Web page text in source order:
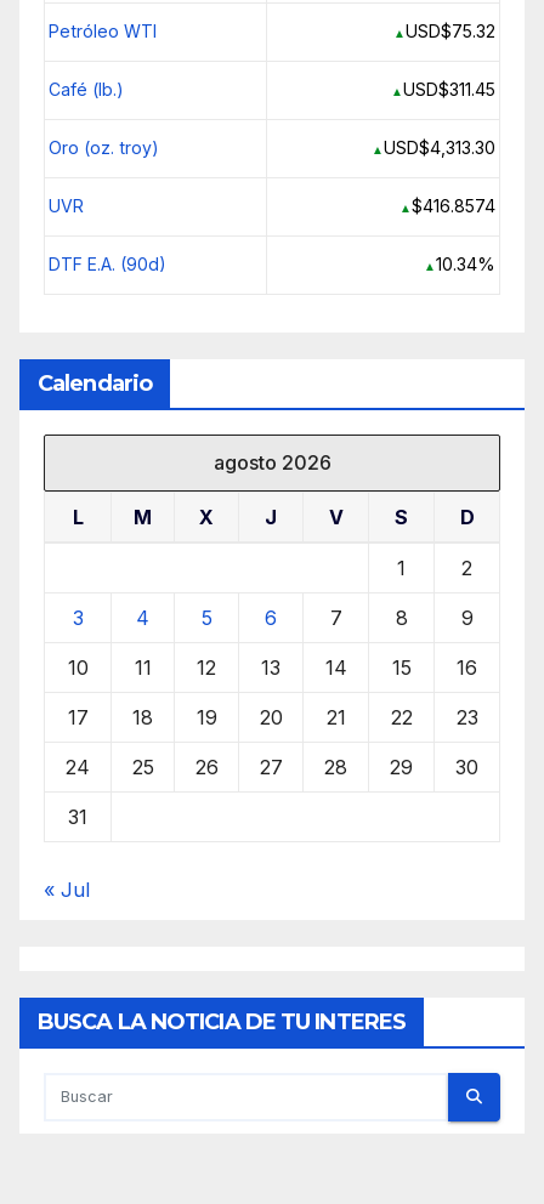
Petróleo WTI ▲USD$75.32
Café (lb.) ▲USD$311.45
Oro (oz. troy) ▲USD$4,313.30
UVR ▲$416.8574
DTF E.A. (90d) ▲10.34%
Calendario
agosto 2026
L M X J V S D
1 2
3 4 5 6 7 8 9
10 11 12 13 14 15 16
17 18 19 20 21 22 23
24 25 26 27 28 29 30
31
« Jul
BUSCA LA NOTICIA DE TU INTERES